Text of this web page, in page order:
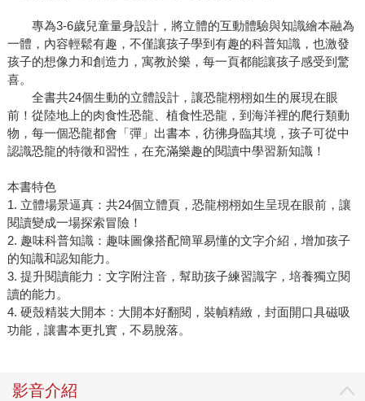
專為3-6歲兒童量身設計，將立體的互動體驗與知識繪本融為
一體，內容輕鬆有趣，不僅讓孩子學到有趣的科普知識，也激發
孩子的想像力和創造力，寓教於樂，每一頁都能讓孩子感受到驚
喜。
全書共24個生動的立體設計，讓恐龍栩栩如生的展現在眼
前！從陸地上的肉食性恐龍、植食性恐龍，到海洋裡的爬行類動
物，每一個恐龍都會「彈」出書本，彷彿身臨其境，孩子可從中
認識恐龍的特徵和習性，在充滿樂趣的閱讀中學習新知識！
本書特色
1. 立體場景逼真：共24個立體頁，恐龍栩栩如生呈現在眼前，讓
閱讀變成一場探索冒險！
2. 趣味科普知識：趣味圖像搭配簡單易懂的文字介紹，增加孩子
的知識和認知能力。
3. 提升閱讀能力：文字附注音，幫助孩子練習識字，培養獨立閱
讀的能力。
4. 硬殼精裝大開本：大開本好翻閱，裝幀精緻，封面開口具磁吸
功能，讓書本更扎實，不易脫落。
影音介紹